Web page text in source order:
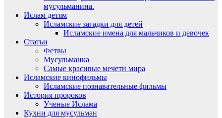
мусульманина.
Ислам детям
Исламские загадки для детей
Исламские имена для мальчиков и девочек
Статьи
Фетвы
Мусульманка
Самые красивые мечети мира
Исламские кинофильмы
Исламские познавательные фильмы
История пророков
Ученые Ислама
Кухни для мусульман